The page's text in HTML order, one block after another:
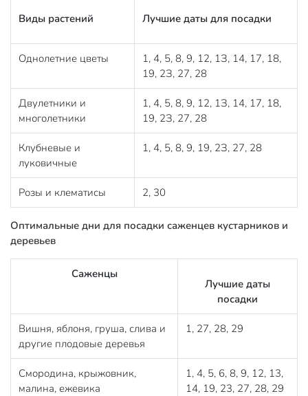
Виды растений Лучшие даты для посадки
Однолетние цветы
1, 4, 5, 8, 9, 12, 1З, 14, 17, 18,
19, 2З, 27, 28
Двулетники и
многолетники
1, 4, 5, 8, 9, 12, 1З, 14, 17, 18,
19, 2З, 27, 28
Клубневые и
луковичные
1, 4, 5, 8, 9, 19, 2З, 27, 28
Розы и клематисы 2, 30
Оптимальные дни для посадки саженцев кустарников и
деревьев
Саженцы
Лучшие даты
посадки
Вишня, яблоня, груша, слива и
другие плодовые деревья
1, 27, 28, 29
Смородина, крыжовник,
малина, ежевика
1, 4, 5, 6, 8, 9, 12, 13,
14, 19, 23, 27, 28, 29